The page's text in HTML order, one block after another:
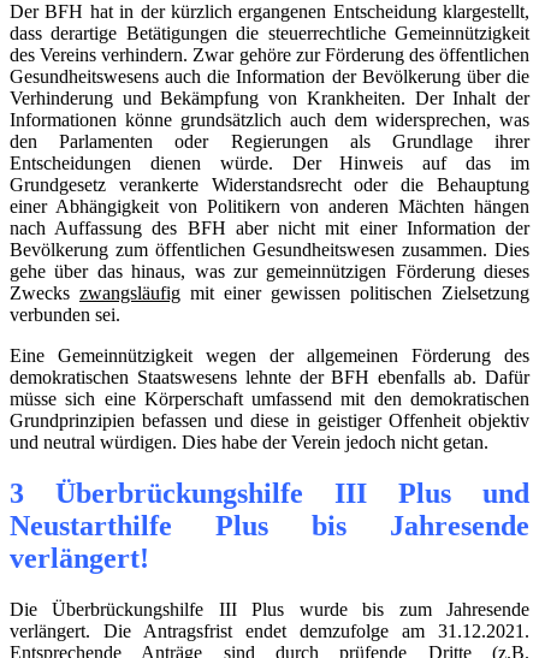
Der BFH hat in der kürzlich ergangenen Entscheidung klargestellt,
dass derartige Betätigungen die steuerrechtliche Gemeinnützigkeit
des Vereins verhindern. Zwar gehöre zur Förderung des öffentlichen
Gesundheitswesens auch die Information der Bevölkerung über die
Verhinderung und Bekämpfung von Krankheiten. Der Inhalt der
Informationen könne grundsätzlich auch dem widersprechen, was
den Parlamenten oder Regierungen als Grundlage ihrer
Entscheidungen dienen würde. Der Hinweis auf das im
Grundgesetz verankerte Widerstandsrecht oder die Behauptung
einer Abhängigkeit von Politikern von anderen Mächten hängen
nach Auffassung des BFH aber nicht mit einer Information der
Bevölkerung zum öffentlichen Gesundheitswesen zusammen. Dies
gehe über das hinaus, was zur gemeinnützigen Förderung dieses
Zwecks zwangsläufig mit einer gewissen politischen Zielsetzung
verbunden sei.
Eine Gemeinnützigkeit wegen der allgemeinen Förderung des
demokratischen Staatswesens lehnte der BFH ebenfalls ab. Dafür
müsse sich eine Körperschaft umfassend mit den demokratischen
Grundprinzipien befassen und diese in geistiger Offenheit objektiv
und neutral würdigen. Dies habe der Verein jedoch nicht getan.
3 Überbrückungshilfe III Plus und
Neustarthilfe Plus bis Jahresende
verlängert!
Die Überbrückungshilfe III Plus wurde bis zum Jahresende
verlängert. Die Antragsfrist endet demzufolge am 31.12.2021.
Entsprechende Anträge sind durch prüfende Dritte (z.B.